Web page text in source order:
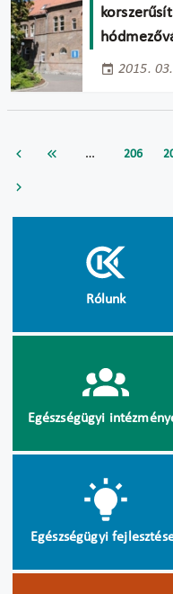
2015.
… 206
Rólunk
Egészségügyi
Egészségügyi